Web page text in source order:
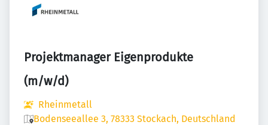
Projektmanager Eigenprodukte
(m/w/d)
Rheinmetall
Bodenseeallee 3, 78333 Stockach, Deutschland